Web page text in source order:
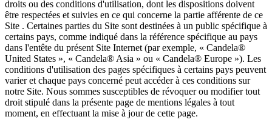
droits ou des conditions d'utilisation, dont les dispositions doivent
être respectées et suivies en ce qui concerne la partie afférente de ce
Site . Certaines parties du Site sont destinées à un public spécifique à
certains pays, comme indiqué dans la référence spécifique au pays
dans l'entête du présent Site Internet (par exemple, « Candela®
United States », « Candela® Asia » ou « Candela® Europe »). Les
conditions d'utilisation des pages spécifiques à certains pays peuvent
varier et chaque pays concerné peut accéder à ces conditions sur
notre Site. Nous sommes susceptibles de révoquer ou modifier tout
droit stipulé dans la présente page de mentions légales à tout
moment, en effectuant la mise à jour de cette page.